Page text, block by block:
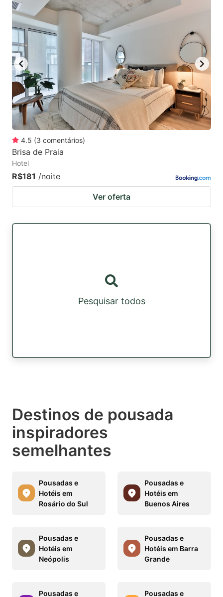
4.5 (3 comentários)
Brisa de Praia
Hotel
R$181 /noite
Ver oferta
Pesquisar todos
Destinos de pousada
inspiradores
semelhantes
Pousadas e
Hotéis em
Rosário do Sul
Pousadas e
Hotéis em
Buenos Aires
Pousadas e
Hotéis em
Neópolis
Pousadas e
Hotéis em Barra
Grande
Pousadas e Pousadas e